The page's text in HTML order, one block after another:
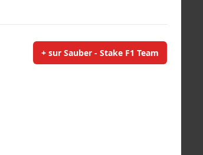
+ sur Sauber - Stake F1 Team